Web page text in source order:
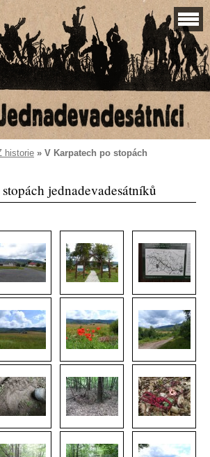
historie » V Karpatech po stopách
jednadevadesátníků